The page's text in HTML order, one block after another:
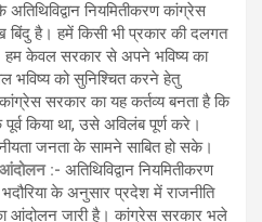
नियमितीकरण कांग्रेस
है। हमें किसी भी प्रकार की दलगत
हम केवल सरकार से अपने भविष्य का
भविष्य को सुनिश्चित करने हेतु
सरकार का यह कर्तव्य बनता है कि
किया था, उसे अविलंब पूर्ण करे।
जनता के सामने साबित हो सके।
आंदोलन :- अतिथिविद्वान नियमितीकरण
के अनुसार प्रदेश में राजनीति
का आंदोलन जारी है। कांग्रेस सरकार भले